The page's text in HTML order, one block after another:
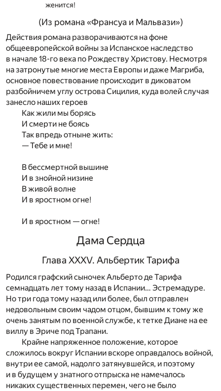
женится!
(Из романа «Франсуа и Мальвази»)
Действия романа разворачиваются на фоне
общеевропейской войны за Испанское наследство
в начале 18-го века по Рождеству Христову. Несмотря
на затронутые многие места Европы и даже Магриба,
основное повествование происходит в диковатом
разбойничем углу острова Сицилия, куда волей случая
занесло наших героев
Как жили мы борясь
И смерти не боясь
Так впредь отныне жить:
— Тебе и мне!
В бессмертной вышине
И в знойной низине
В живой волне
И в яростном огне!
И в яростном — огне!
Дама Сердца
Глава XXXV. Альбертик Тарифа
Родился графский сыночек Альберто де Тарифа
семнадцать лет тому назад в Испании… Эстремадуре.
Но три года тому назад или более, был отправлен
недовольным своим чадом отцом, бывшим к тому же
очень занятым по военной службе, к тетке Диане на ее
виллу в Эриче под Трапани.
Крайне напряженное положение, которое
сложилось вокруг Испании вскоре оправдалось войной,
внутри ее самой, надолго затянувшейся, и поэтому
и в будущем у знатного отпрыска не намечалось
никаких существенных перемен, чего не было